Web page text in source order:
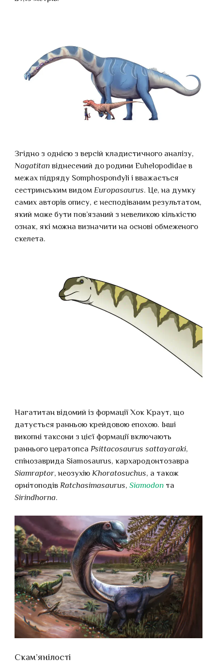
Згідно з однією з версій кладистичного аналізу,
Nagatitanвіднесений до родини Euhelopodidae в
межах підряду Somphospondyli і вважається
сестринським видом Europasaurus. Це, на думку
самих авторів опису, є несподіваним результатом,
який може бути пов’язаний з невеликою кількістю
ознак, які можна визначити на основі обмеженого
скелета.
Нагатитан відомий із формації Хок Краут, що
датується ранньою крейдовою епохою. Інші
викопні таксони з цієї формації включають
раннього цератопса Psittacosaurus sattayaraki,
спінозаврида Siamosaurus, кархародонтозавра
Siamraptor, неозухію Khoratosuchus, а також
орнітоподів Ratchasimasaurus, Siamodon та
Sirindhorna.
Скам’янілості